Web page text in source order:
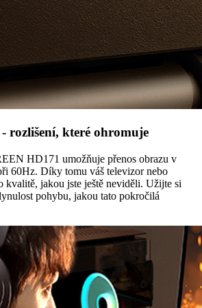
rozlišení, které ohromuje
HD171 umožňuje přenos obrazu v
60Hz. Díky tomu váš televizor nebo
kvalitě, jakou jste ještě neviděli. Užijte si
pohybu, jakou tato pokročilá